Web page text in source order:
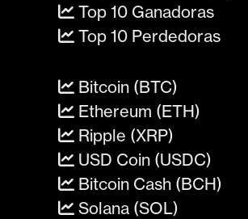
Top 10 Ganadoras
Top 10 Perdedoras
Bitcoin (BTC)
Ethereum (ETH)
Ripple (XRP)
USD Coin (USDC)
Bitcoin Cash (BCH)
Solana (SOL)